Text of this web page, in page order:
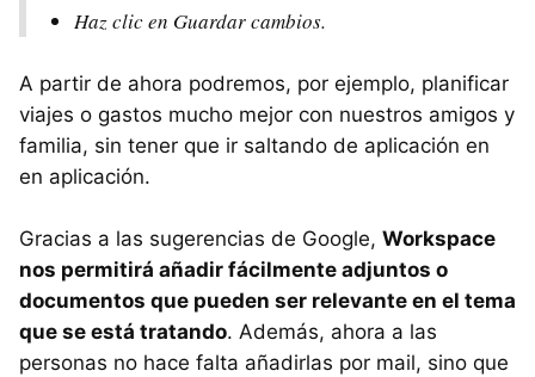
Haz clic en Guardar cambios.
A partir de ahora podremos, por ejemplo, planificar
viajes o gastos mucho mejor con nuestros amigos y
familia, sin tener que ir saltando de aplicación en
en aplicación.
Gracias a las sugerencias de Google, Workspace
nos permitirá añadir fácilmente adjuntos o
documentos que pueden ser relevante en el tema
que se está tratando. Además, ahora a las
personas no hace falta añadirlas por mail, sino que